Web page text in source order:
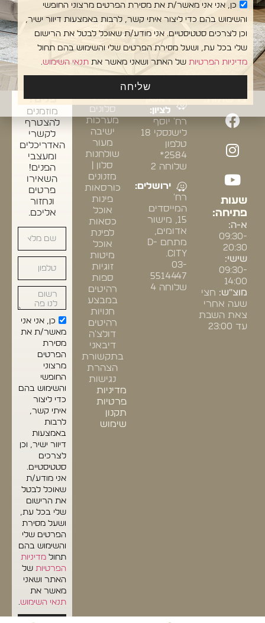
עקבו
ברשתות:
שעות
פתיחה:
א-ה:
09:30-
20:30
שישי:
09:30-
14:00
מוצ"ש: חצי
שעה אחרי
צאת השבת
עד 23:00
אולמות
התצוגה:
ראשון
לציון:
רח' יוסף
לישנסקי 18
טלפון
2584*
שלוחה 2
ירושלים:
רח'
המייסדים
15, מישור
אדומים,
מתחם D-
CITY.
03-
5514447
שלוחה 4
מפת אתר
לבית
סלונים
מערכות
ישיבה
מעור
שולחנות
סלון |
מזנונים
כורסאות
פינות
אוכל
כסאות
לפינת
אוכל
מיטות
זוגיות
ספות
רהיטים
במבצע
חנויות
רהיטים
דולצ'ה
דיבאני
בתקשורת
הצהרת
נגישות
מדיניות
פרטיות
תקנון
שימוש
אדריכלים
פנים?
מוזמנים
להצטרף
לקשרי
האדריכלים
ומעצבי
הפנים!
השאירו
פרטים
ונחזור
אליכם.
כן, אני אני
מאשר/ת את
מסירת
הפרטים
מרצוני
החופשי
והשימוש בהם
כדי ליצור
איתי קשר,
לרבות
באמצעות
דיוור ישיר, וכן
לצרכים
סטטיסטיים.
אני מודע/ת
שאוכל לבטל
את הרישום
שלי בכל עת,
ושעל מסירת
הפרטים שלי
והשימוש בהם
תחול מדיניות
הפרטיות של
האתר ושאני
מאשר את
תנאי השימוש.
כן, אני אני מאשר/ת את מסירת הפרטים מרצוני החופשי
והשימוש בהם כדי ליצור איתי קשר, לרבות באמצעות דיוור ישיר,
וכן לצרכים סטטיסטיים. אני מודע/ת שאוכל לבטל את הרישום
שלי בכל עת, ושעל מסירת הפרטים שלי והשימוש בהם תחול
מדיניות הפרטיות של האתר ושאני מאשר את תנאי השימוש.
שליחה